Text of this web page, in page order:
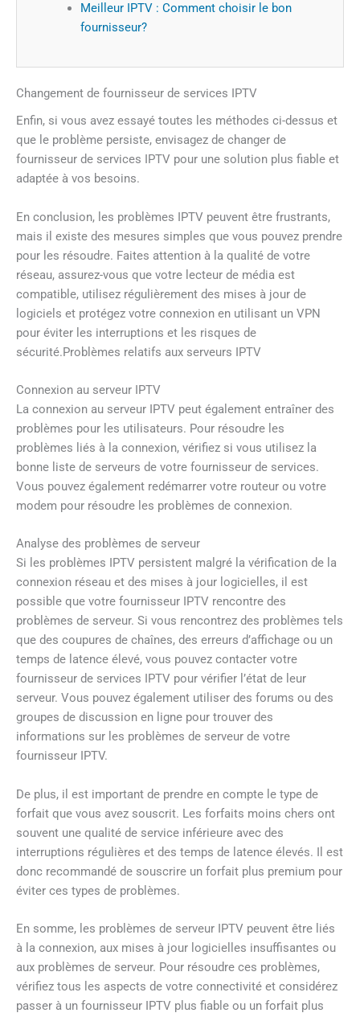
Meilleur IPTV : Comment choisir le bon
fournisseur?
Changement de fournisseur de services IPTV
Enfin, si vous avez essayé toutes les méthodes ci-dessus et
que le problème persiste, envisagez de changer de
fournisseur de services IPTV pour une solution plus fiable et
adaptée à vos besoins.
En conclusion, les problèmes IPTV peuvent être frustrants,
mais il existe des mesures simples que vous pouvez prendre
pour les résoudre. Faites attention à la qualité de votre
réseau, assurez-vous que votre lecteur de média est
compatible, utilisez régulièrement des mises à jour de
logiciels et protégez votre connexion en utilisant un VPN
pour éviter les interruptions et les risques de
sécurité.Problèmes relatifs aux serveurs IPTV
Connexion au serveur IPTV
La connexion au serveur IPTV peut également entraîner des
problèmes pour les utilisateurs. Pour résoudre les
problèmes liés à la connexion, vérifiez si vous utilisez la
bonne liste de serveurs de votre fournisseur de services.
Vous pouvez également redémarrer votre routeur ou votre
modem pour résoudre les problèmes de connexion.
Analyse des problèmes de serveur
Si les problèmes IPTV persistent malgré la vérification de la
connexion réseau et des mises à jour logicielles, il est
possible que votre fournisseur IPTV rencontre des
problèmes de serveur. Si vous rencontrez des problèmes tels
que des coupures de chaînes, des erreurs d’affichage ou un
temps de latence élevé, vous pouvez contacter votre
fournisseur de services IPTV pour vérifier l’état de leur
serveur. Vous pouvez également utiliser des forums ou des
groupes de discussion en ligne pour trouver des
informations sur les problèmes de serveur de votre
fournisseur IPTV.
De plus, il est important de prendre en compte le type de
forfait que vous avez souscrit. Les forfaits moins chers ont
souvent une qualité de service inférieure avec des
interruptions régulières et des temps de latence élevés. Il est
donc recommandé de souscrire un forfait plus premium pour
éviter ces types de problèmes.
En somme, les problèmes de serveur IPTV peuvent être liés
à la connexion, aux mises à jour logicielles insuffisantes ou
aux problèmes de serveur. Pour résoudre ces problèmes,
vérifiez tous les aspects de votre connectivité et considérez
passer à un fournisseur IPTV plus fiable ou un forfait plus